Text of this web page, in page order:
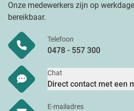
Onze medewerkers zijn op
bereikbaar.
Telefoon
0478 - 557 300
Chat
Direct contact met een
E-mailadres